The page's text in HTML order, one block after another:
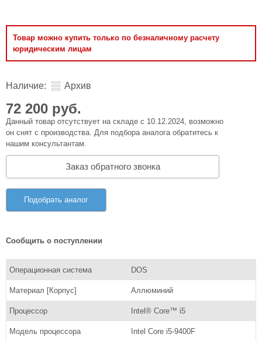
Товар можно купить только по безналичному расчету
юридическим лицам
Наличие: Архив
72 200 руб.
Данный товар отсутствует на складе с 10.12.2024, возможно
он снят с производства. Для подбора аналога обратитесь к
нашим консультантам.
Заказ обратного звонка
Подобрать аналог
Сообщить о поступлении
Операционная система DOS
Материал [Корпус] Аллюминий
Процессор Intel® Core™ i5
Модель процессора Intel Core i5-9400F